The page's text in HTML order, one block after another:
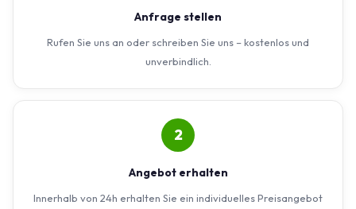
Anfrage stellen
Rufen Sie uns an oder schreiben Sie uns – kostenlos und
unverbindlich.
2
Angebot erhalten
Innerhalb von 24h erhalten Sie ein individuelles Preisangebot